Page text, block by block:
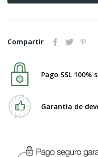
Compartir
Pago SSL 100%
Garantía de